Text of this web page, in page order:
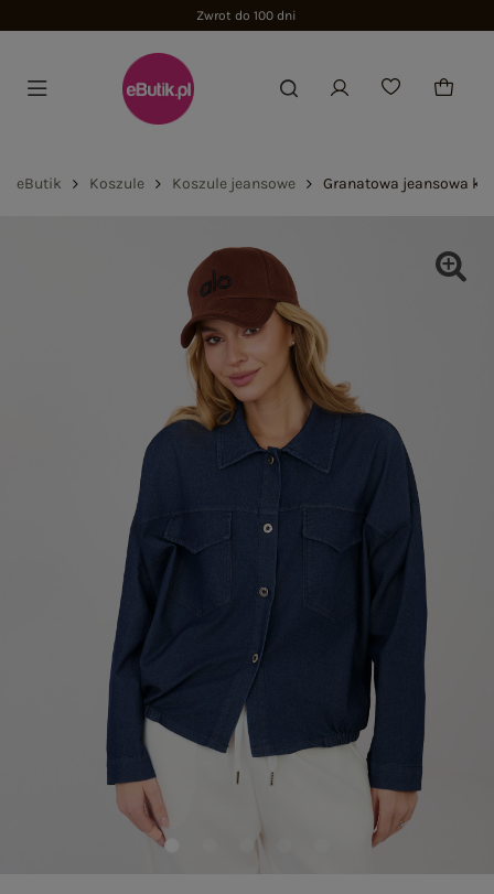
Zwrot do 100 dni
eButik Koszule Koszule jeansowe Granatowa jeansowa